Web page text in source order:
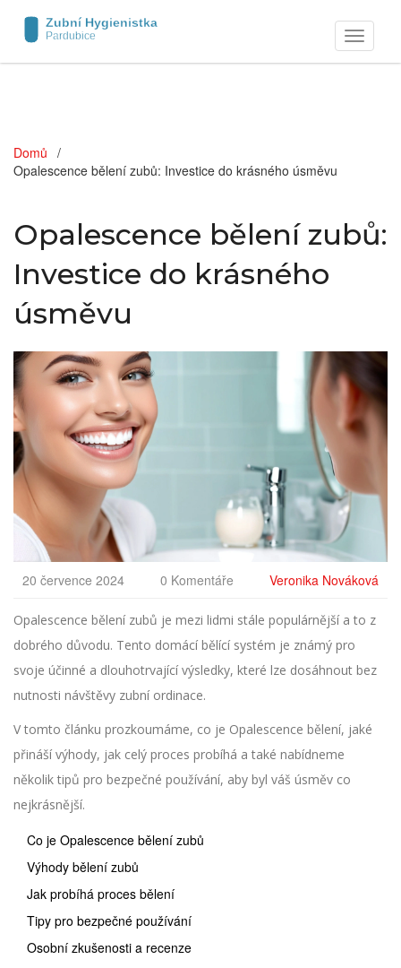
Zobrazit
navigaci
Domů
Opalescence bělení zubů: Investice do krásného úsměvu
Opalescence bělení zubů:
Investice do krásného
úsměvu
20 července 2024 0 Komentáře Veronika Nováková
Opalescence bělení zubů je mezi lidmi stále populárnější a to z
dobrého důvodu. Tento domácí bělící systém je známý pro
svoje účinné a dlouhotrvající výsledky, které lze dosáhnout bez
nutnosti návštěvy zubní ordinace.
V tomto článku prozkoumáme, co je Opalescence bělení, jaké
přináší výhody, jak celý proces probíhá a také nabídneme
několik tipů pro bezpečné používání, aby byl váš úsměv co
nejkrásnější.
Co je Opalescence bělení zubů
Výhody bělení zubů
Jak probíhá proces bělení
Tipy pro bezpečné používání
Osobní zkušenosti a recenze